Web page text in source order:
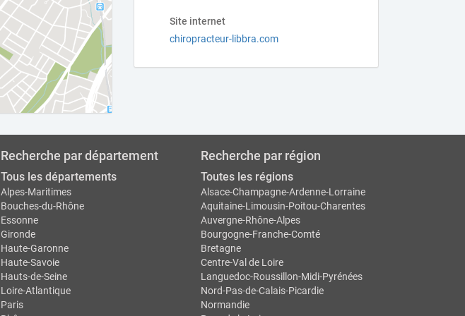
Site internet
chiropracteur-libbra.com
Recherche par département
Tous les départements
Alpes-Maritimes
Bouches-du-Rhône
Essonne
Gironde
Haute-Garonne
Haute-Savoie
Hauts-de-Seine
Loire-Atlantique
Paris
Recherche par région
Toutes les régions
Alsace-Champagne-Ardenne-Lorraine
Aquitaine-Limousin-Poitou-Charentes
Auvergne-Rhône-Alpes
Bourgogne-Franche-Comté
Bretagne
Centre-Val de Loire
Languedoc-Roussillon-Midi-Pyrénées
Nord-Pas-de-Calais-Picardie
Normandie